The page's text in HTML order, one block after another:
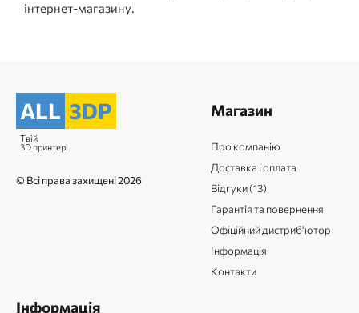
інтернет-магазину.
ALL 3DP
Твій
3D принтер!
© Всі права захищені 2026
Магазин
Про компанію
Доставка і оплата
Відгуки (13)
Гарантія та повернення
Офіційний дистриб'ютор
Інформація
Контакти
Інформація